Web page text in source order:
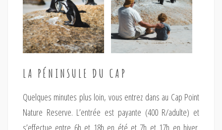
LA PÉNINSULE DU CAP
Quelques minutes plus loin, vous entrez dans au Cap Point
Nature Reserve. L’entrée est payante (400 R/adulte) et
s’effectue entre 6h et 18h en été et 7h et 17h en hiver.